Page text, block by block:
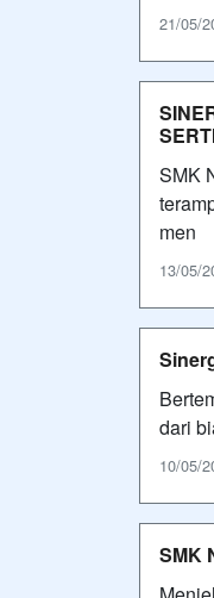
21/05/
SMK
men
13/05/
dari
10/05/
SMK